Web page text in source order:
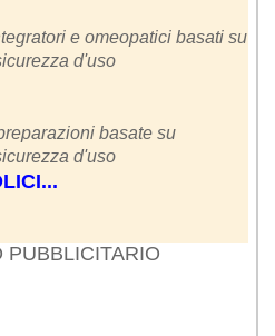
e omeopatici basati su
d'uso
basate su
d'uso
PUBBLICITARIO